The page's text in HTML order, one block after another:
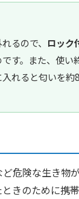
るので、 ロック
す。また、使い
れると匂いを約
危険な生き物
きのために携